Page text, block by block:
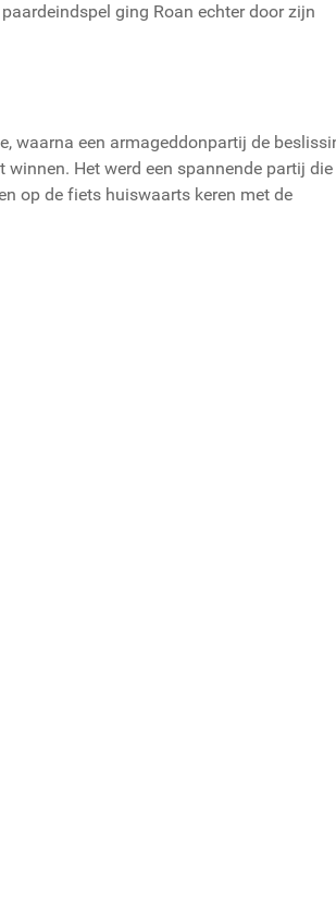
ging Roan echter door zijn
waarna een armageddonpartij de
Het werd een spannende partij die
op de fiets huiswaarts keren met de